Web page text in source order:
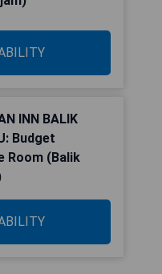
INN BALIK
Budget
Room (Balik